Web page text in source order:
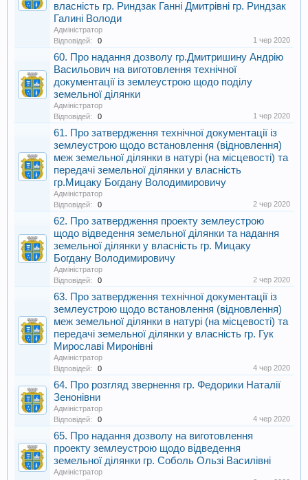
власність гр. Риндзак Ганні Дмитрівні гр. Риндзак
Галині Володи
Адміністратор
Відповідей:
0 1 чер 2020
60. Про надання дозволу гр.Дмитришину Андрію
Васильович на виготовлення технічної
документації із землеустрою щодо поділу
земельної ділянки
Адміністратор
Відповідей:
0 1 чер 2020
61. Про затвердження технічної документації із
землеустрою щодо встановлення (відновлення)
меж земельної ділянки в натурі (на місцевості) та
передачі земельної ділянки у власність
гр.Мицаку Богдану Володимировичу
Адміністратор
Відповідей:
0 2 чер 2020
62. Про затвердження проекту землеустрою
щодо відведення земельної ділянки та надання
земельної ділянки у власність гр. Мицаку
Богдану Володимировичу
Адміністратор
Відповідей:
0 2 чер 2020
63. Про затвердження технічної документації із
землеустрою щодо встановлення (відновлення)
меж земельної ділянки в натурі (на місцевості) та
передачі земельної ділянки у власність гр. Гук
Мирославі Миронівні
Адміністратор
Відповідей:
0 4 чер 2020
64. Про розгляд звернення гр. Федорики Наталії
Зенонівни
Адміністратор
Відповідей:
0 4 чер 2020
65. Про надання дозволу на виготовлення
проекту землеустрою щодо відведення
земельної ділянки гр. Соболь Ользі Василівні
Адміністратор